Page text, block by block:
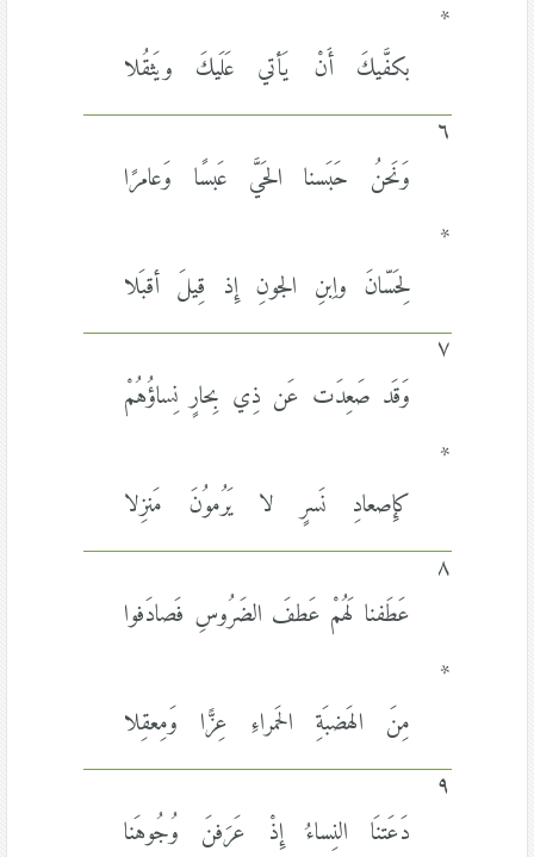
*
بكفَّيكَ أَنْ يَأتي عَلَيكَ ويَثقُلا
٦
وَنَحنُ حَبَسنا الحَيَّ عَبسًا وَعامرًا
*
لِحَسّانَ واِبنِ الجونِ إِذ قِيلَ أقبَلا
٧
وَقَد صَعِدَت عَن ذِي بِحارٍ نِساؤُهُمْ
*
كإِصعادِ نَسرٍ لا يَرُموُنَ مَنزِلا
٨
عَطَفنا لَهُمْ عَطفَ الضَرُوسِ فَصادَفوا
*
مِنَ الهَضبَةِ الحَمراءِ عِزًّا وَمِعقِلا
٩
دَعَتنَا النِساءُ إِذْ عَرَفنَ وُجُوهَنا